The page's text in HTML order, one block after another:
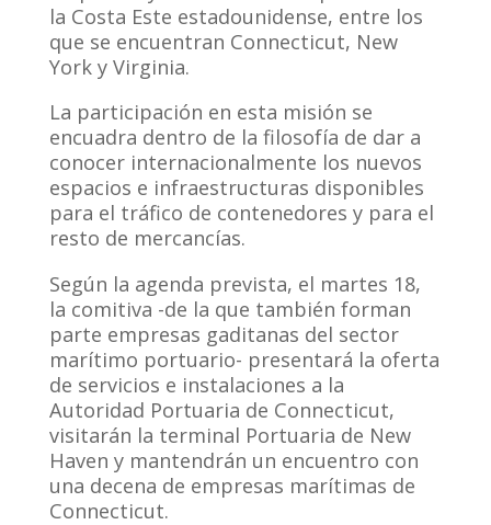
la Costa Este estadounidense, entre los
que se encuentran Connecticut, New
York y Virginia.
La participación en esta misión se
encuadra dentro de la filosofía de dar a
conocer internacionalmente los nuevos
espacios e infraestructuras disponibles
para el tráfico de contenedores y para el
resto de mercancías.
Según la agenda prevista, el martes 18,
la comitiva -de la que también forman
parte empresas gaditanas del sector
marítimo portuario- presentará la oferta
de servicios e instalaciones a la
Autoridad Portuaria de Connecticut,
visitarán la terminal Portuaria de New
Haven y mantendrán un encuentro con
una decena de empresas marítimas de
Connecticut.